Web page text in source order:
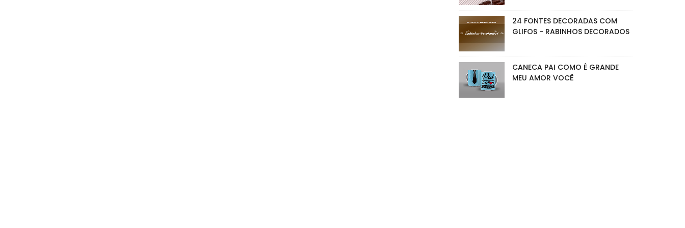
24 FONTES DECORADAS COM
GLIFOS - RABINHOS DECORADOS
CANECA PAI COMO É GRANDE
MEU AMOR VOCÊ